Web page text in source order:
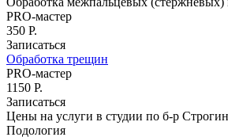
Химическая завивка
Кератиновое
PRO-мастер
350 Р.
Записаться
Обработка трещин
PRO-мастер
1150 Р.
Записаться
Цены на услуги в студии по б-р
Подология